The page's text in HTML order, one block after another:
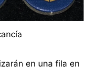
en una fila en